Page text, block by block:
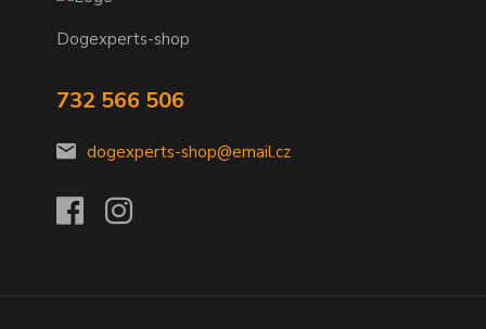
Dogexperts-shop
732 566 506
dogexperts-shop@email.cz